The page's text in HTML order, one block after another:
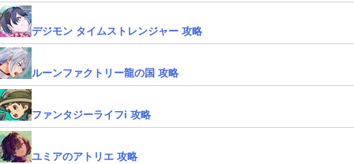
デジモン タイムストレンジャー 攻略
ルーンファクトリー龍の国 攻略
ファンタジーライフi 攻略
ユミアのアトリエ 攻略